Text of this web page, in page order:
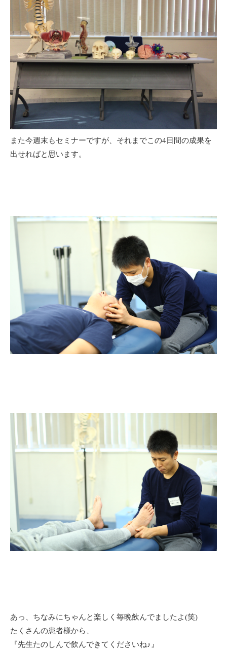
また今週末もセミナーですが、それまでこの4日間の成果を
出せればと思います。
あっ、ちなみにちゃんと楽しく毎晩飲んでましたよ(笑)
たくさんの患者様から、
『先生たのしんで飲んできてくださいね♪』